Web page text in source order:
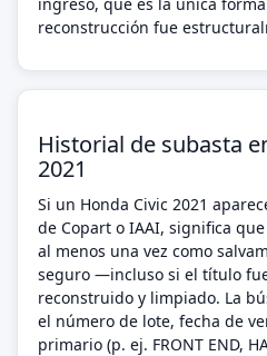
reconstrucción fue
Historial de subasta
2021
Si un Honda Civic 2021
de Copart o IAAI, significa
al menos una vez como
seguro —incluso si el título
reconstruido y limpiado. La
el número de lote, fecha de
primario (p. ej. FRONT END,